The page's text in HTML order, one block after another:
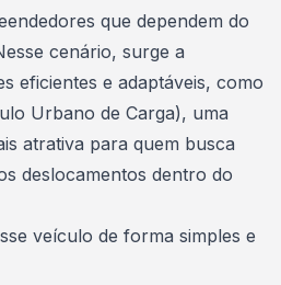
que dependem do
cenário, surge a
eficientes e adaptáveis, como
Urbano de Carga), uma
atrativa para quem busca
deslocamentos dentro do
veículo de forma simples e